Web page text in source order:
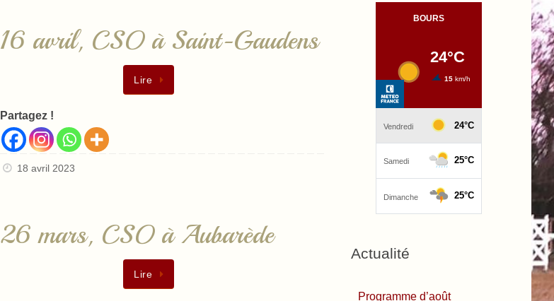
16 avril, CSO à Saint-Gaudens
Lire
Partagez !
18 avril 2023
26 mars, CSO à Aubarède
Lire
Actualité
Programme d’août